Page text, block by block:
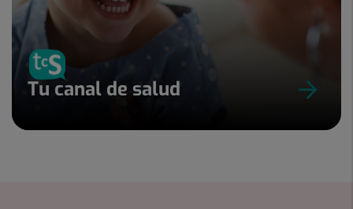
Tu canal de salud